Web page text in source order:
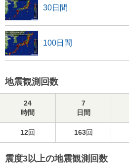
30日間
100日間
地震観測回数
24
時間
7
日間
12回 163回
震度3以上の地震観測回数